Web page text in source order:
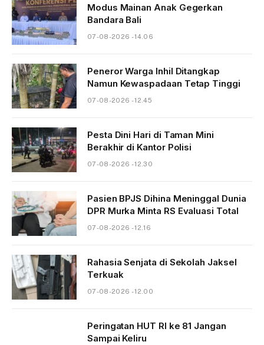
Modus Mainan Anak Gegerkan
Bandara Bali
07-08-2026 - 14.06
Peneror Warga Inhil Ditangkap
Namun Kewaspadaan Tetap Tinggi
07-08-2026 - 12.45
Pesta Dini Hari di Taman Mini
Berakhir di Kantor Polisi
07-08-2026 - 12.30
Pasien BPJS Dihina Meninggal Dunia
DPR Murka Minta RS Evaluasi Total
07-08-2026 - 12.16
Rahasia Senjata di Sekolah Jaksel
Terkuak
07-08-2026 - 12.00
Peringatan HUT RI ke 81 Jangan
Sampai Keliru